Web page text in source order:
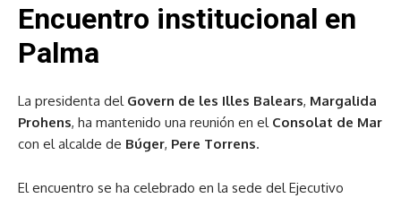
Encuentro institucional en
Palma
La presidenta del Govern de les Illes Balears, Margalida
Prohens, ha mantenido una reunión en el Consolat de Mar
con el alcalde de Búger, Pere Torrens.
El encuentro se ha celebrado en la sede del Ejecutivo